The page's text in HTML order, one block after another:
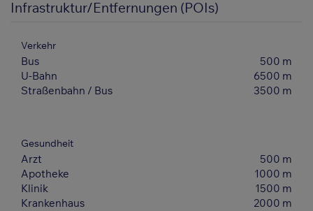
Infrastruktur/Entfernungen (POIs)
Verkehr
Bus
500 m
U-Bahn
6500 m
Straßenbahn / Bus
3500 m
Gesundheit
Arzt
500 m
Apotheke
1000 m
Klinik
1500 m
Krankenhaus
2000 m